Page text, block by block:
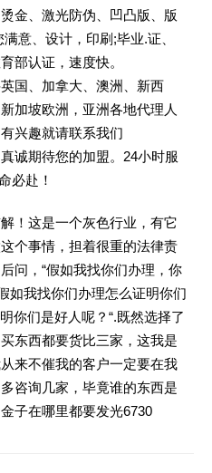
金、激光防伪、凹凸版、版
意、设计，印刷;毕业.证、
部认证，速度快。
国、加拿大、澳洲、新西
加坡欧洲，亚洲各地代理人
兴趣就请联系我们
诚期待您的加盟。24小时服
必赴！
！这是一个灰色行业，有它
个事情，担着很重的法律责
问，“假如我找你们办理，你
如我找你们办理怎么证明你们
你们是好人呢？“.既然选择了
东西都要货比三家，这我是
来不催我的客户一定要在我
咨询几家，毕竟谁的东西是
子在哪里都要发光6730